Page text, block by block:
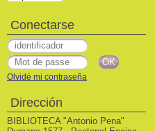
Conectarse
Olvidé mi contraseña
Dirección
BIBLIOTECA "Antonio Pena"